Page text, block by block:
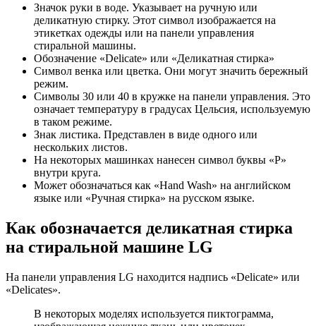
Значок руки в воде. Указывает на ручную или
деликатную стирку. Этот символ изображается на
этикетках одежды или на панели управления
стиральной машины.
Обозначение «Delicate» или «Деликатная стирка»
Символ венка или цветка. Они могут значить бережный
режим.
Символы 30 или 40 в кружке на панели управления. Это
означает температуру в градусах Цельсия, используемую
в таком режиме.
Знак листика. Представлен в виде одного или
нескольких листов.
На некоторых машинках нанесен символ буквы «P»
внутри круга.
Может обозначаться как «Hand Wash» на английском
языке или «Ручная стирка» на русском языке.
Как обозначается деликатная стирка
на стиральной машине LG
На панели управления LG находится надпись «Delicate» или
«Delicates».
В некоторых моделях используется пиктограмма,